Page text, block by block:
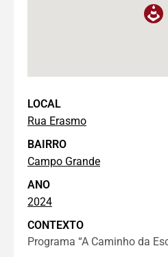
LOCAL
Rua Erasmo
BAIRRO
Campo Grande
ANO
2024
CONTEXTO
Programa “A Caminho da